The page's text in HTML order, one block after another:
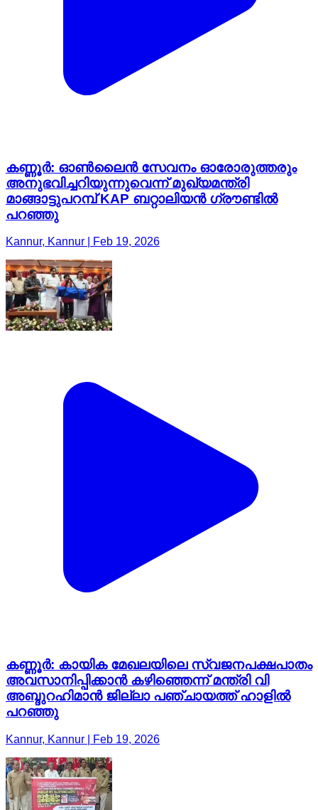
കണ്ണൂർ: ഓൺലൈൻ സേവനം ഓരോരുത്തരും
അനുഭവിച്ചറിയുന്നുവെന്ന് മുഖ്യമന്ത്രി
മാങ്ങാട്ടുപറമ്പ് KAP ബറ്റാലിയൻ ഗ്രൗണ്ടിൽ
പറഞ്ഞു
Kannur, Kannur | Feb 19, 2026
കണ്ണൂർ: കായിക മേഖലയിലെ സ്വജനപക്ഷപാതം
അവസാനിപ്പിക്കാൻ കഴിഞ്ഞെന്ന് മന്ത്രി വി
അബ്ദുറഹിമാൻ ജില്ലാ പഞ്ചായത്ത് ഹാളിൽ
പറഞ്ഞു
Kannur, Kannur | Feb 19, 2026